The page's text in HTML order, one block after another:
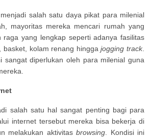
salah satu daya pikat para milenial
mayoritas mereka mencari rumah yang
raga yang lengkap seperti adanya fasilitas
basket, kolam renang hinggajogging track.
sangat diperlukan oleh para milenial guna
salah satu hal sangat penting bagi para
internet tersebut mereka bisa bekerja di
melakukan aktivitasbrowsing . Kondisi ini